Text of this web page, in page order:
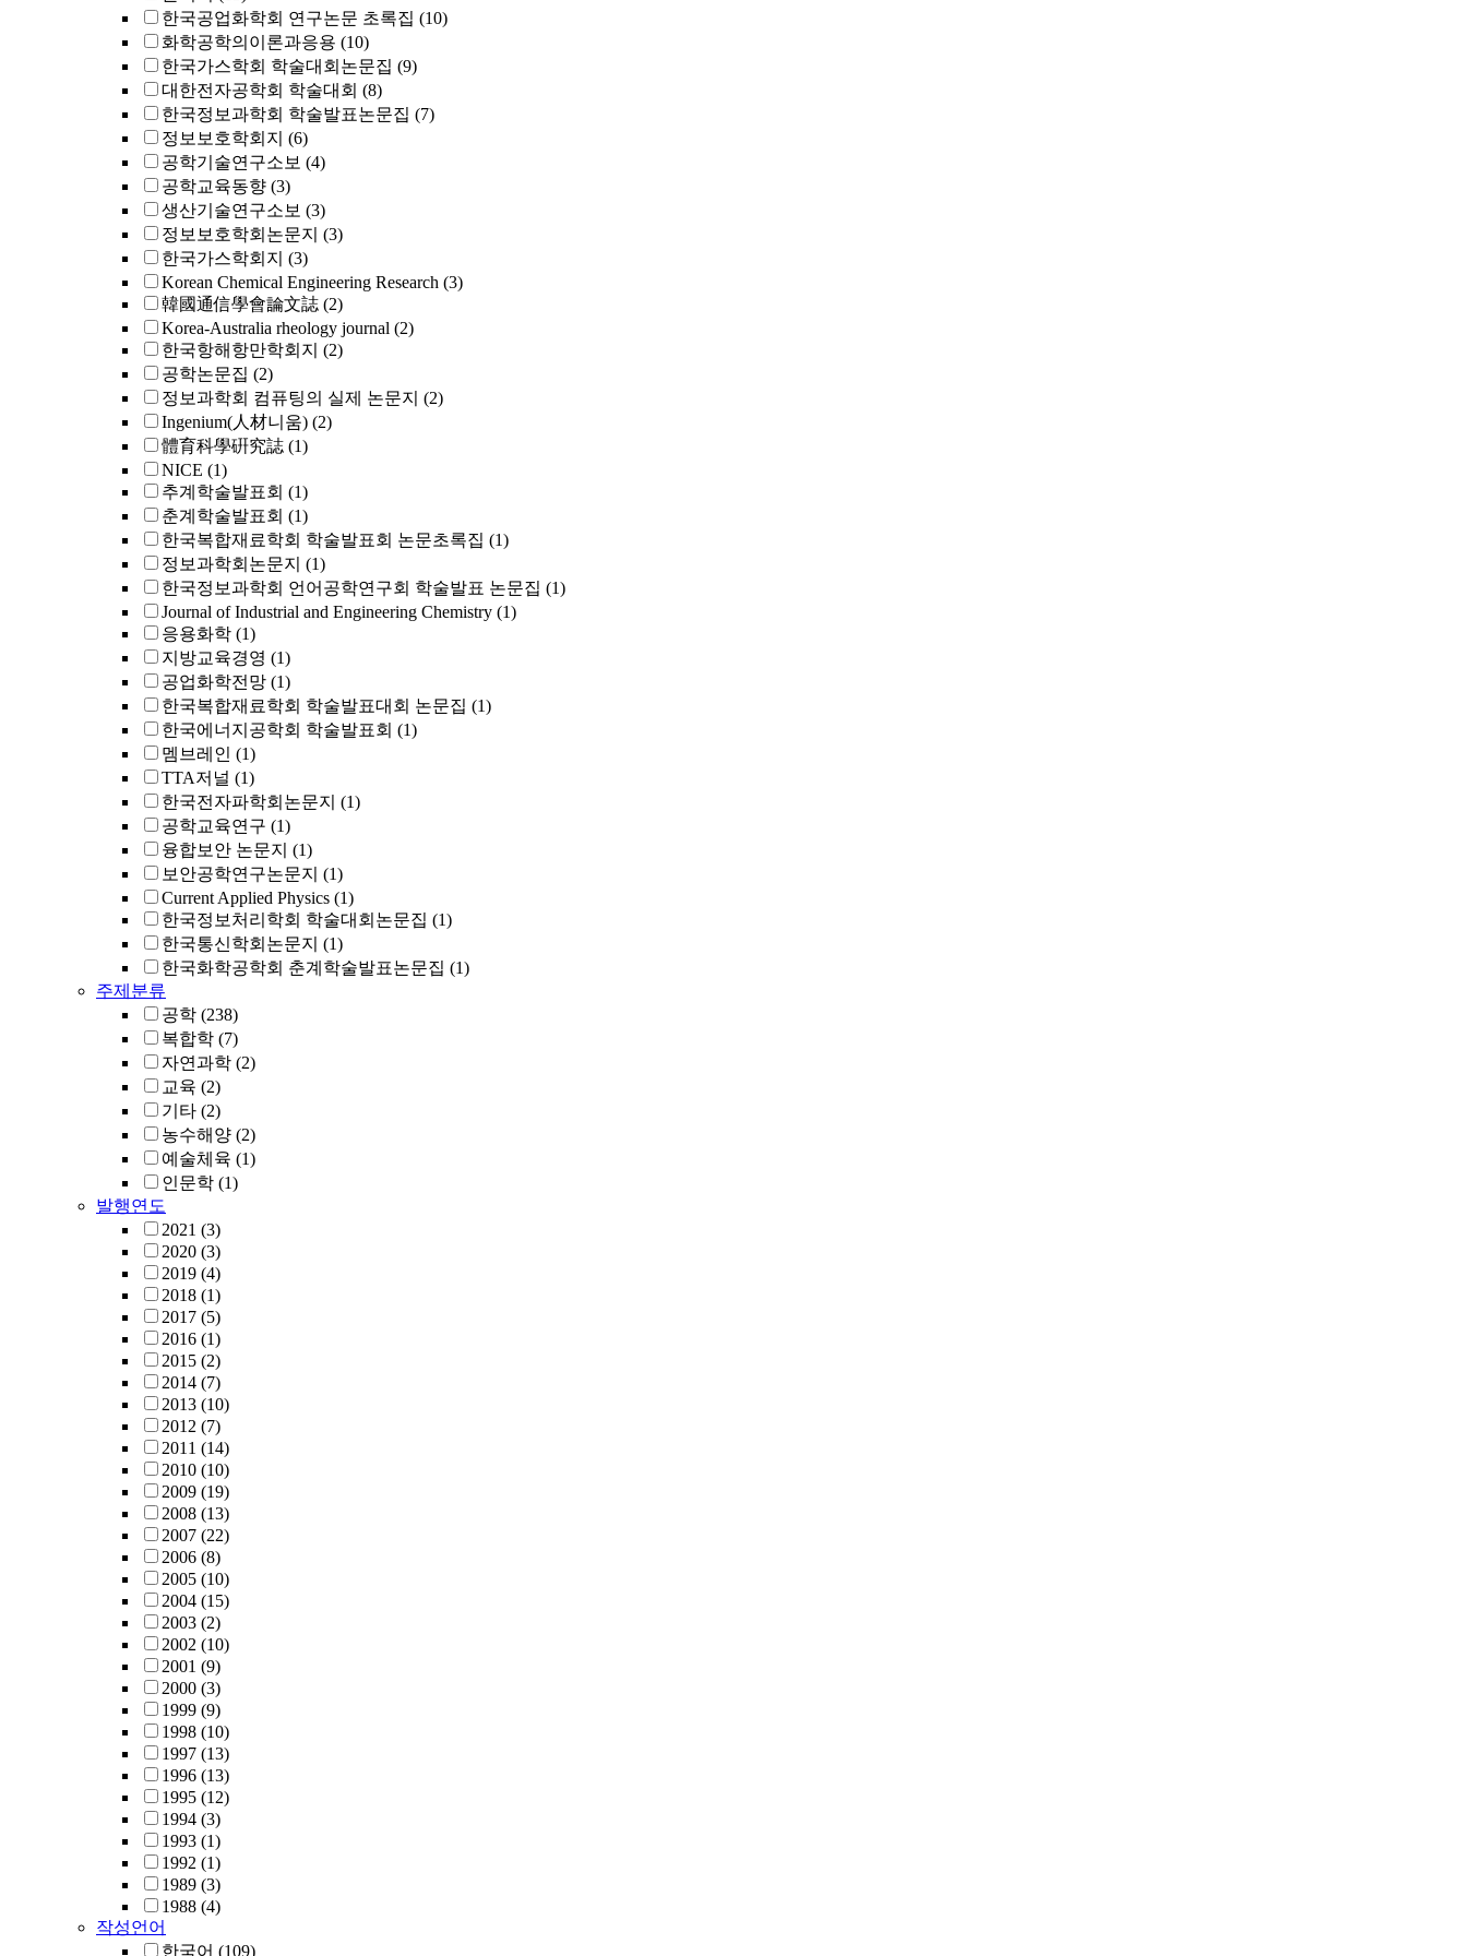
한국공업화학회 연구논문 초록집 (10)
화학공학의이론과응용 (10)
한국가스학회 학술대회논문집 (9)
대한전자공학회 학술대회 (8)
한국정보과학회 학술발표논문집 (7)
정보보호학회지 (6)
공학기술연구소보 (4)
공학교육동향 (3)
생산기술연구소보 (3)
정보보호학회논문지 (3)
한국가스학회지 (3)
Korean Chemical Engineering Research (3)
韓國通信學會論文誌 (2)
Korea-Australia rheology journal (2)
한국항해항만학회지 (2)
공학논문집 (2)
정보과학회 컴퓨팅의 실제 논문지 (2)
Ingenium(人材니움) (2)
體育科學硏究誌 (1)
NICE (1)
추계학술발표회 (1)
춘계학술발표회 (1)
한국복합재료학회 학술발표회 논문초록집 (1)
정보과학회논문지 (1)
한국정보과학회 언어공학연구회 학술발표 논문집 (1)
Journal of Industrial and Engineering Chemistry (1)
응용화학 (1)
지방교육경영 (1)
공업화학전망 (1)
한국복합재료학회 학술발표대회 논문집 (1)
한국에너지공학회 학술발표회 (1)
멤브레인 (1)
TTA저널 (1)
한국전자파학회논문지 (1)
공학교육연구 (1)
융합보안 논문지 (1)
보안공학연구논문지 (1)
Current Applied Physics (1)
한국정보처리학회 학술대회논문집 (1)
한국통신학회논문지 (1)
한국화학공학회 춘계학술발표논문집 (1)
주제분류
공학 (238)
복합학 (7)
자연과학 (2)
교육 (2)
기타 (2)
농수해양 (2)
예술체육 (1)
인문학 (1)
발행연도
2021 (3)
2020 (3)
2019 (4)
2018 (1)
2017 (5)
2016 (1)
2015 (2)
2014 (7)
2013 (10)
2012 (7)
2011 (14)
2010 (10)
2009 (19)
2008 (13)
2007 (22)
2006 (8)
2005 (10)
2004 (15)
2003 (2)
2002 (10)
2001 (9)
2000 (3)
1999 (9)
1998 (10)
1997 (13)
1996 (13)
1995 (12)
1994 (3)
1993 (1)
1992 (1)
1989 (3)
1988 (4)
작성언어
한국어 (109)